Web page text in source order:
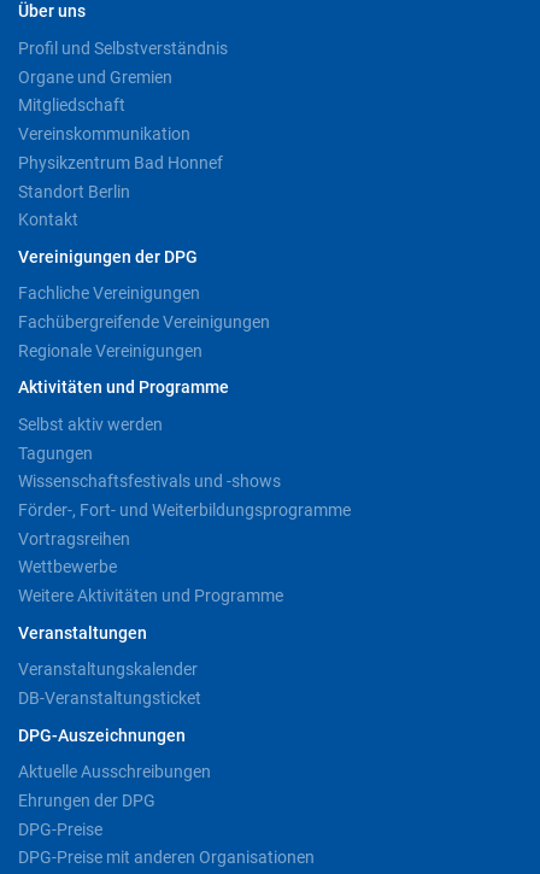
Über uns
Profil und Selbstverständnis
Organe und Gremien
Mitgliedschaft
Vereinskommunikation
Physikzentrum Bad Honnef
Standort Berlin
Kontakt
Vereinigungen der DPG
Fachliche Vereinigungen
Fachübergreifende Vereinigungen
Regionale Vereinigungen
Aktivitäten und Programme
Selbst aktiv werden
Tagungen
Wissenschaftsfestivals und -shows
Förder-, Fort- und Weiterbildungsprogramme
Vortragsreihen
Wettbewerbe
Weitere Aktivitäten und Programme
Veranstaltungen
Veranstaltungskalender
DB-Veranstaltungsticket
DPG-Auszeichnungen
Aktuelle Ausschreibungen
Ehrungen der DPG
DPG-Preise
DPG-Preise mit anderen Organisationen